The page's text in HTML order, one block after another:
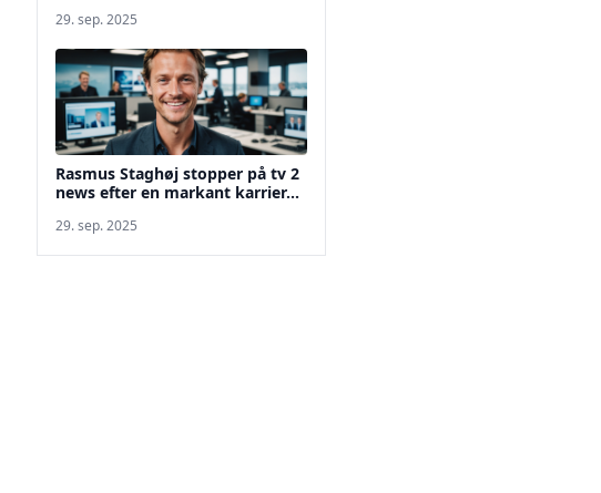
29. sep. 2025
Rasmus Staghøj stopper på tv 2
news efter en markant karrier...
29. sep. 2025